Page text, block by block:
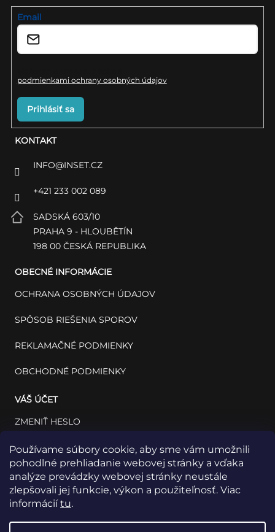
Používame súbory cookie, aby sme vám umožnili
pohodlné prehliadanie webovej stránky a vďaka
analýze prevádzky webovej stránky neustále
zlepšovali jej funkcie, výkon a použiteľnosť. Viac
informáciítu.
KONTAKT
INFO@INSET.CZ
+421 233 002 089
SADSKÁ 603/10
PRAHA 9 - HLOUBĚTÍN
198 00 ČESKÁ REPUBLIKA
OBECNÉ INFORMÁCIE
OCHRANA OSOBNÝCH ÚDAJOV
SPÔSOB RIEŠENIA SPOROV
REKLAMAČNÉ PODMIENKY
OBCHODNÉ PODMIENKY
VÁŠ ÚČET
ZMENIŤ HESLO
VÁŠ PROFIL
VAŠE OBJEDNÁVKY
Email
podmienkami ochrany osobných údajov
Prihlásiť sa